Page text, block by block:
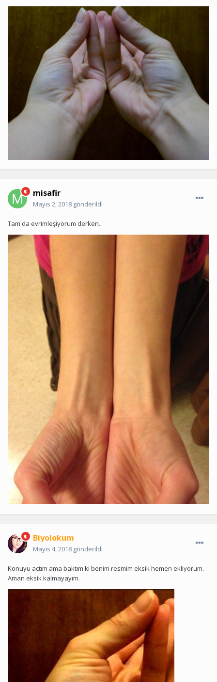
misafir
Mayıs 2, 2018 gönderildi
Tam da evrimleşiyorum derken..
Biyolokum
Mayıs 4, 2018 gönderildi
Konuyu açtım ama baktım ki benim resmim eksik hemen ekliyorum.
Aman eksik kalmayayım.